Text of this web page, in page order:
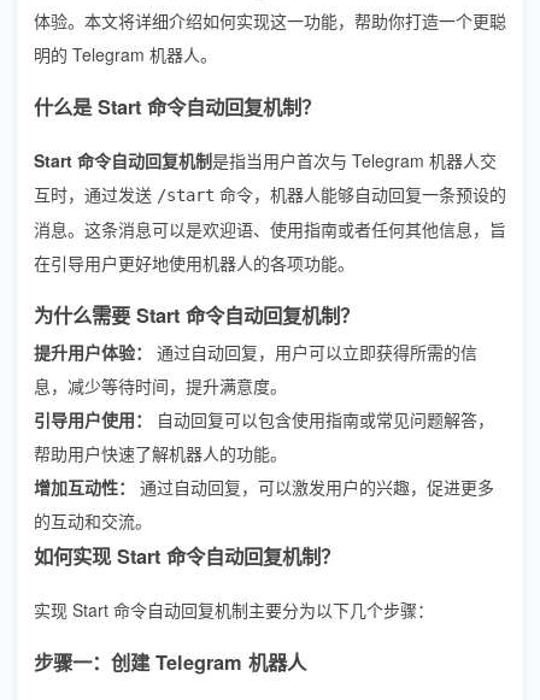
体验。本文将详细介绍如何实现这一功能，帮助你打造一个更聪
明的 Telegram 机器人。
什么是 Start 命令自动回复机制？
Start 命令自动回复机制是指当用户首次与 Telegram 机器人交
互时，通过发送 /start 命令，机器人能够自动回复一条预设的
消息。这条消息可以是欢迎语、使用指南或者任何其他信息，旨
在引导用户更好地使用机器人的各项功能。
为什么需要 Start 命令自动回复机制？
提升用户体验：
通过自动回复，用户可以立即获得所需的信
息，减少等待时间，提升满意度。
引导用户使用：
自动回复可以包含使用指南或常见问题解答，
帮助用户快速了解机器人的功能。
增加互动性：
通过自动回复，可以激发用户的兴趣，促进更多
的互动和交流。
如何实现 Start 命令自动回复机制？
实现 Start 命令自动回复机制主要分为以下几个步骤：
步骤一：创建 Telegram 机器人